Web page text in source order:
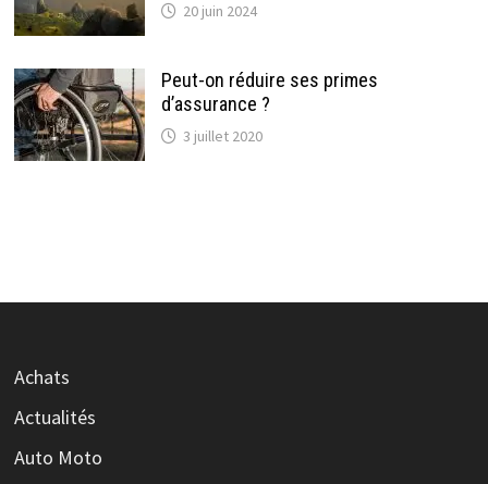
20 juin 2024
Peut-on réduire ses primes
d’assurance ?
3 juillet 2020
Achats
Actualités
Auto Moto